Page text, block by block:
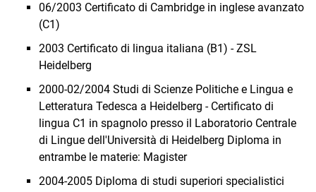
06/2003 Certificato di Cambridge in inglese avanzato
(C1)
2003 Certificato di lingua italiana (B1) - ZSL
Heidelberg
2000-02/2004 Studi di Scienze Politiche e Lingua e
Letteratura Tedesca a Heidelberg - Certificato di
lingua C1 in spagnolo presso il Laboratorio Centrale
di Lingue dell'Università di Heidelberg Diploma in
entrambe le materie: Magister
2004-2005 Diploma di studi superiori specialistici